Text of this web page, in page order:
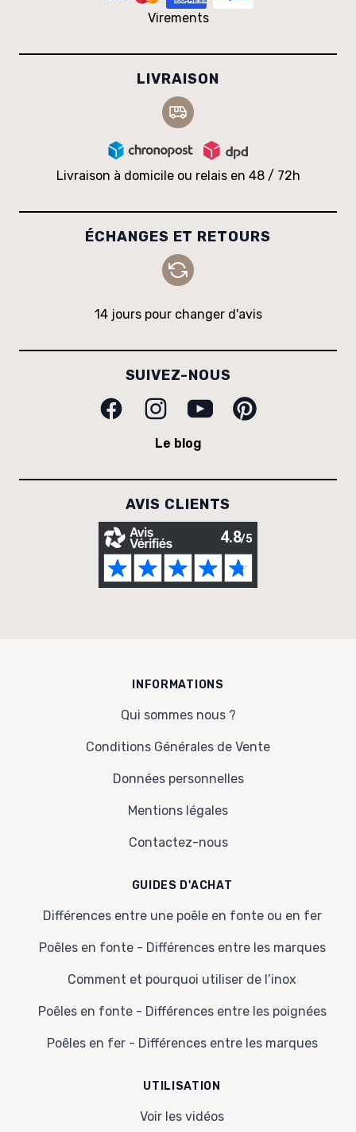
Virements
LIVRAISON
Livraison à domicile ou relais en 48 / 72h
ÉCHANGES ET RETOURS
14 jours pour changer d'avis
SUIVEZ-NOUS
FacebookInstagramYoutubePinterest
Le blog
AVIS CLIENTS
INFORMATIONS
Qui sommes nous ?
Conditions Générales de Vente
Données personnelles
Mentions légales
Contactez-nous
GUIDES D'ACHAT
Différences entre une poêle en fonte ou en fer
Poêles en fonte - Différences entre les marques
Comment et pourquoi utiliser de l’inox
Poêles en fonte - Différences entre les poignées
Poêles en fer - Différences entre les marques
UTILISATION
Voir les vidéos